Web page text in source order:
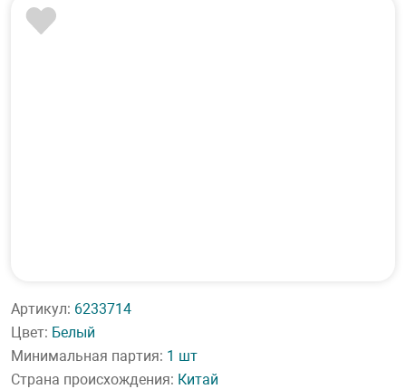
Артикул: 6233714
Цвет: Белый
Минимальная партия: 1 шт
Страна происхождения: Китай